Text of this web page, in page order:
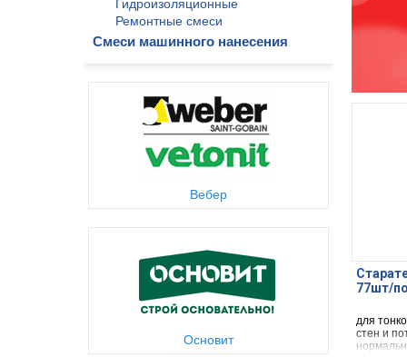
Гидроизоляционные
Ремонтные смеси
Смеси машинного нанесения
Вебер
Основит
77шт/
для
стен и